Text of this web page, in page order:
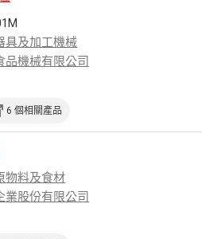
具及加工機械
品機械有限公司
6 個相關產品
物料及食材
業股份有限公司